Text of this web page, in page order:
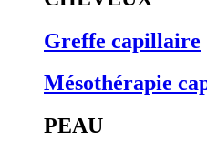
Greffe capillaire
Mésothérapie
PEAU